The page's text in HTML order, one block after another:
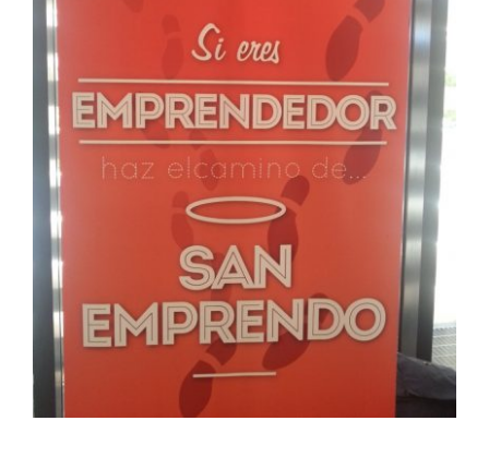
Crónica de la
participación de
ADLYPSE Alicante en el
Día de la Persona
Emprendedora de la
provincia 2013
Formación y
Jornadas